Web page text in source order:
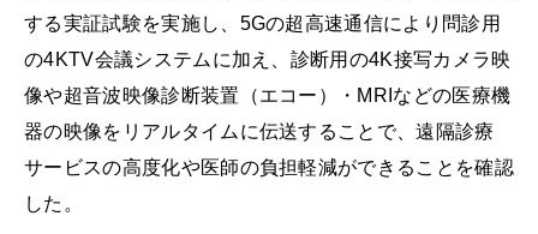
する実証試験を実施し、5Gの超高速通信により問診用
の4KTV会議システムに加え、診断用の4K接写カメラ映
像や超音波映像診断装置（エコー）・MRIなどの医療機
器の映像をリアルタイムに伝送することで、遠隔診療
サービスの高度化や医師の負担軽減ができることを確認
した。